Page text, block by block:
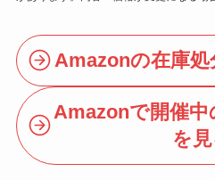
Amazonの在庫処
Amazonで開催
を